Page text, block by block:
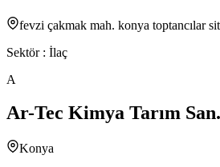
fevzi çakmak mah. konya toptancılar
Sektör : İlaç
A
Ar-Tec Kimya Tarım
Konya